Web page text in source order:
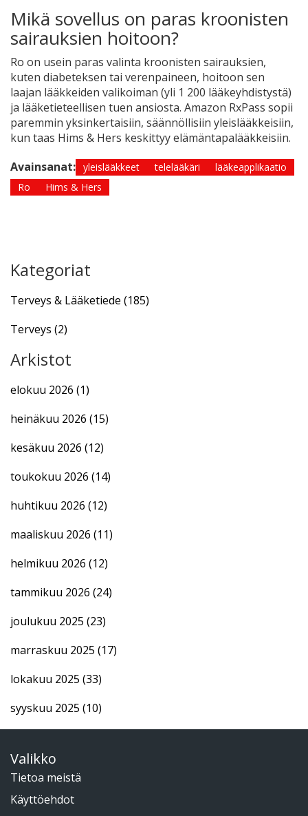
Mikä sovellus on paras kroonisten
sairauksien hoitoon?
Ro on usein paras valinta kroonisten sairauksien,
kuten diabeteksen tai verenpaineen, hoitoon sen
laajan lääkkeiden valikoiman (yli 1 200 lääkeyhdistystä)
ja lääketieteellisen tuen ansiosta. Amazon RxPass sopii
paremmin yksinkertaisiin, säännöllisiin yleislääkkeisiin,
kun taas Hims & Hers keskittyy elämäntapalääkkeisiin.
Avainsanat: yleislääkkeet telelääkäri
lääkeapplikaatio
Ro
Hims & Hers
Kategoriat
Terveys & Lääketiede (185)
Terveys (2)
Arkistot
elokuu 2026 (1)
heinäkuu 2026 (15)
kesäkuu 2026 (12)
toukokuu 2026 (14)
huhtikuu 2026 (12)
maaliskuu 2026 (11)
helmikuu 2026 (12)
tammikuu 2026 (24)
joulukuu 2025 (23)
marraskuu 2025 (17)
lokakuu 2025 (33)
syyskuu 2025 (10)
Valikko
Tietoa meistä
Käyttöehdot